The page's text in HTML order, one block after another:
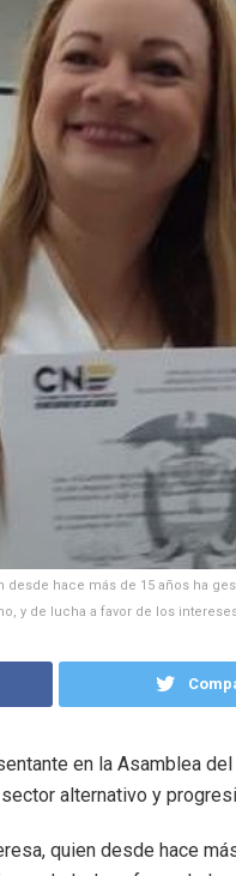
hace más de 15 años ha
y de lucha a favor de los
en la Asamblea
alternativo y
quien desde hace